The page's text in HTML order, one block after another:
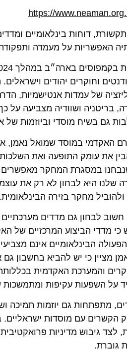
https://
תקשורת, דוחות בינלאומיים
האפשריות על מעמדה
וחוקרים יהודים
לצד תהליכים של נורמליזציה של
בריטניה ושוודיה מצביעה
בשיח מוסדי וביוזמות של
האקדמי במוסד שמואל
את עומק התופעה ואת
העולם שנבחנו במסגרת
שלנו היא לבחון לא רק את
מחקר בזירה
חשוב לבחון גם מדדים
מדדי הביצוע המרכזיים של
הבינלאומיים אינם
מציין כי יש להביא בחשבון
והמערכת האקדמית
על השפעות עקיפות ומתמשכות
מתפתחות גם יוזמות תמיכה
הקשרים עם מוסדות
לצד גיבוש מדיניות
גוברת.